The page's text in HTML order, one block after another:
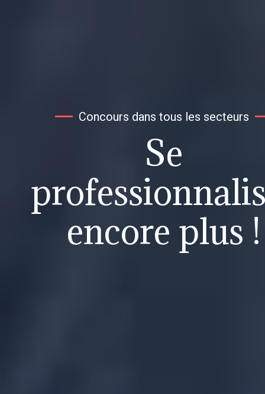
Concours dans tous les secteurs
Se
encore plus !